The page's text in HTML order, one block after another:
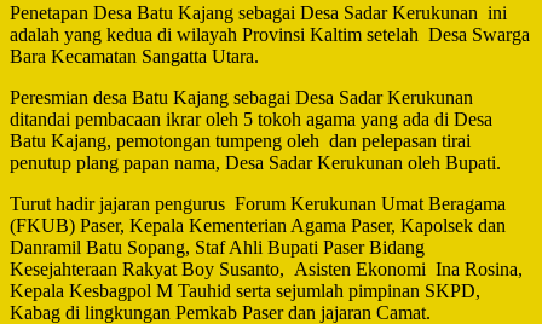
Penetapan Desa Batu Kajang sebagai Desa Sadar Kerukunan ini
adalah yang kedua di wilayah Provinsi Kaltim setelah Desa Swarga
Bara Kecamatan Sangatta Utara.
Peresmian desa Batu Kajang sebagai Desa Sadar Kerukunan
ditandai pembacaan ikrar oleh 5 tokoh agama yang ada di Desa
Batu Kajang, pemotongan tumpeng oleh dan pelepasan tirai
penutup plang papan nama, Desa Sadar Kerukunan oleh Bupati.
Turut hadir jajaran pengurus Forum Kerukunan Umat Beragama
(FKUB) Paser, Kepala Kementerian Agama Paser, Kapolsek dan
Danramil Batu Sopang, Staf Ahli Bupati Paser Bidang
Kesejahteraan Rakyat Boy Susanto, Asisten Ekonomi Ina Rosina,
Kepala Kesbagpol M Tauhid serta sejumlah pimpinan SKPD,
Kabag di lingkungan Pemkab Paser dan jajaran Camat.